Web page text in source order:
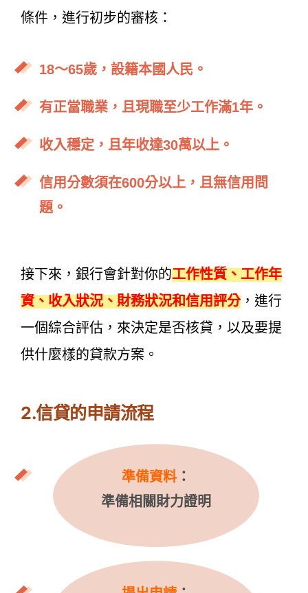
條件，進行初步的審核：
18～65歲，設籍本國人民。
有正當職業，且現職至少工作滿1年。
收入穩定，且年收達30萬以上。
信用分數須在600分以上，且無信用問
題。
接下來，銀行會針對你的工作性質、工作年
資、收入狀況、財務狀況和信用評分，進行
一個綜合評估，來決定是否核貸，以及要提
供什麼樣的貸款方案。
2.信貸的申請流程
準備資料 ：
準備相關財力證明